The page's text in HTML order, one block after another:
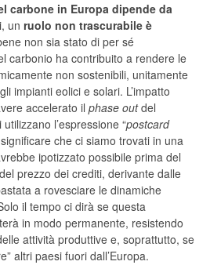
carbone in Europa dipende da
un ruolo non trascurabile è
non sia stato di per sé
carbonio ha contribuito a rendere le
non sostenibili, unitamente
impianti eolici e solari. L’impatto
accelerato il phase outdel
l’espressione “postcard
che ci siamo trovati in una
ipotizzato possibile prima del
prezzo dei crediti, derivante dalle
a rovesciare le dinamiche
il tempo ci dirà se questa
in modo permanente, resistendo
attività produttive e, soprattutto, se
altri paesi fuori dall’Europa.